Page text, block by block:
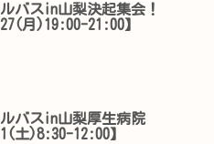
バスin山梨決起集会！
27(月)19:00-21:00】
バスin山梨厚生病院
1(土)8:30-12:00】